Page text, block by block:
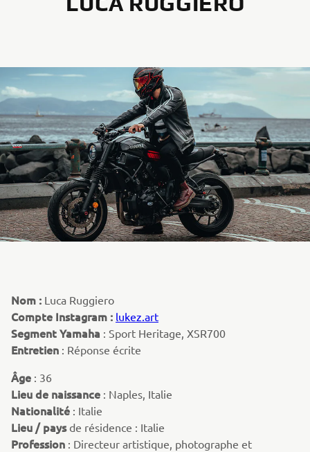
Nom : Luca Ruggiero
Compte Instagram : lukez.art
Segment Yamaha : Sport Heritage, XSR700
Entretien : Réponse écrite
Âge : 36
Lieu de naissance : Naples, Italie
Nationalité : Italie
Lieu / pays de résidence : Italie
Profession : Directeur artistique, photographe et